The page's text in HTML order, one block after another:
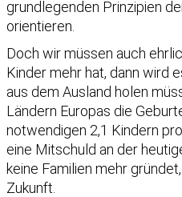
grundlegenden Prinzipien
orientieren.
Doch wir müssen auch
Kinder mehr hat, dann wird
aus dem Ausland holen
Ländern Europas die
notwendigen 2,1 Kindern
eine Mitschuld an der
keine Familien mehr
Zukunft.